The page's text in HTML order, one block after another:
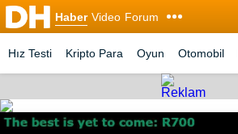
Haber Video Forum
Hız Testi Kripto Para Oyun Otomobil